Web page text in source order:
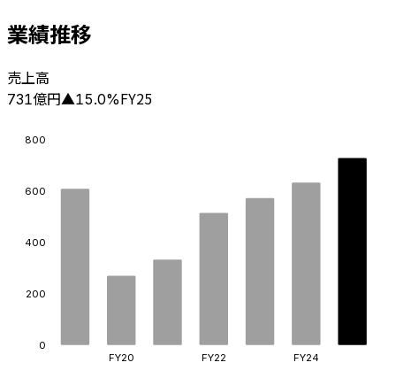
業績推移
売上高
731億円▲15.0%FY25
0
200
400
600
800
FY20 FY22 FY24